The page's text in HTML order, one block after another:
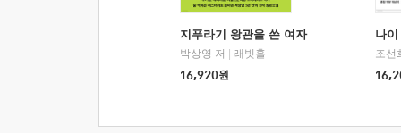
지푸라기 왕관을 쓴 여자
박상영 저
래빗홀
16,920원
나
조선